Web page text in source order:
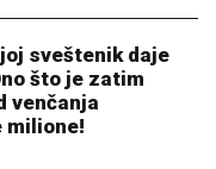
sveštenik daje
što je zatim
venčanja
milione!